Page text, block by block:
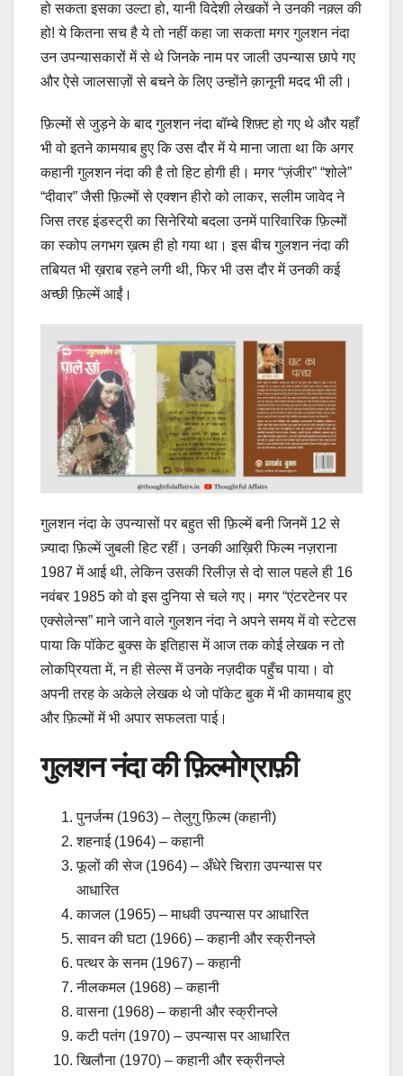
हो सकता इसका उल्टा हो, यानी विदेशी लेखकों ने उनकी नक़्ल की
हो! ये कितना सच है ये तो नहीं कहा जा सकता मगर गुलशन नंदा
उन उपन्यासकारों में से थे जिनके नाम पर जाली उपन्यास छापे गए
और ऐसे जालसाज़ों से बचने के लिए उन्होंने क़ानूनी मदद भी ली।
फ़िल्मों से जुड़ने के बाद गुलशन नंदा बॉम्बे शिफ़्ट हो गए थे और यहाँ
भी वो इतने कामयाब हुए कि उस दौर में ये माना जाता था कि अगर
कहानी गुलशन नंदा की है तो हिट होगी ही। मगर “ज़ंजीर” “शोले”
“दीवार” जैसी फ़िल्मों से एक्शन हीरो को लाकर, सलीम जावेद ने
जिस तरह इंडस्ट्री का सिनेरियो बदला उनमें पारिवारिक फ़िल्मों
का स्कोप लगभग ख़त्म ही हो गया था। इस बीच गुलशन नंदा की
तबियत भी ख़राब रहने लगी थी, फिर भी उस दौर में उनकी कई
अच्छी फ़िल्में आईं।
गुलशन नंदा के उपन्यासों पर बहुत सी फ़िल्में बनी जिनमें 12 से
ज़्यादा फ़िल्में जुबली हिट रहीं। उनकी आख़िरी फिल्म नज़राना
1987 में आई थी, लेकिन उसकी रिलीज़ से दो साल पहले ही 16
नवंबर 1985 को वो इस दुनिया से चले गए। मगर “एंटरटेनर पर
एक्सेलेन्स” माने जाने वाले गुलशन नंदा ने अपने समय में वो स्टेटस
पाया कि पॉकेट बुक्स के इतिहास में आज तक कोई लेखक न तो
लोकप्रियता में, न ही सेल्स में उनके नज़दीक पहुँच पाया। वो
अपनी तरह के अकेले लेखक थे जो पॉकेट बुक में भी कामयाब हुए
और फ़िल्मों में भी अपार सफलता पाई।
गुलशन नंदा की फ़िल्मोग्राफ़ी
पुनर्जन्म (1963) – तेलुगु फ़िल्म (कहानी)
शहनाई (1964) – कहानी
फूलों की सेज (1964) – अँधेरे चिराग़ उपन्यास पर
आधारित
काजल (1965) – माधवी उपन्यास पर आधारित
सावन की घटा (1966) – कहानी और स्क्रीनप्ले
पत्थर के सनम (1967) – कहानी
नीलकमल (1968) – कहानी
वासना (1968) – कहानी और स्क्रीनप्ले
कटी पतंग (1970) – उपन्यास पर आधारित
खिलौना (1970) – कहानी और स्क्रीनप्ले